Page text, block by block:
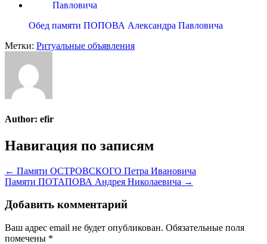
Обед памяти ПОПОВА Александра Павловича
Метки: Ритуальные объявления
Author: efir
Навигация по записям
← Памяти ОСТРОВСКОГО Петра Ивановича
Памяти ПОТАПОВА Андрея Николаевича →
Добавить комментарий
Ваш адрес email не будет опубликован. Обязательные поля
помечены *